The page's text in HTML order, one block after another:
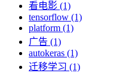
看电影 (1)
tensorflow (1)
platform (1)
广告 (1)
autokeras (1)
迁移学习 (1)